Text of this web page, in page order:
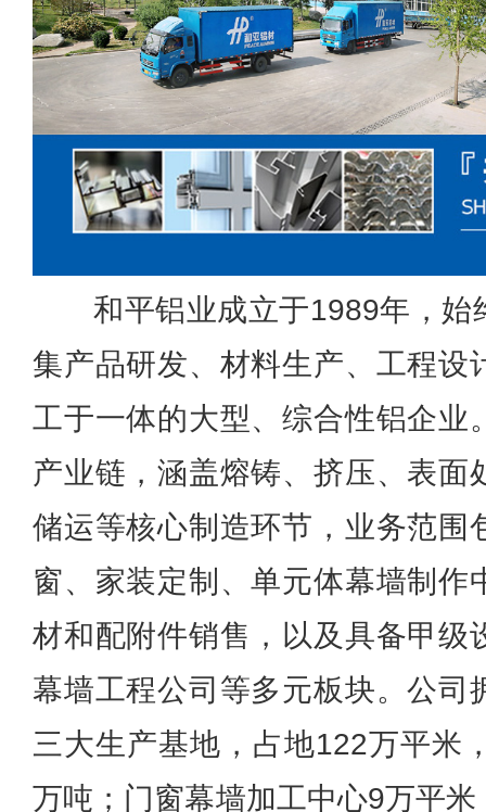
和平铝业成立于1989年，始
集产品研发、材料生产、工程设
工于一体的大型、综合性铝企业
产业链，涵盖熔铸、挤压、表面
储运等核心制造环节，业务范围
窗、家装定制、单元体幕墙制作
材和配附件销售，以及具备甲级
幕墙工程公司等多元板块。公司
三大生产基地，占地122万平米
万吨；门窗幕墙加工中心9万平